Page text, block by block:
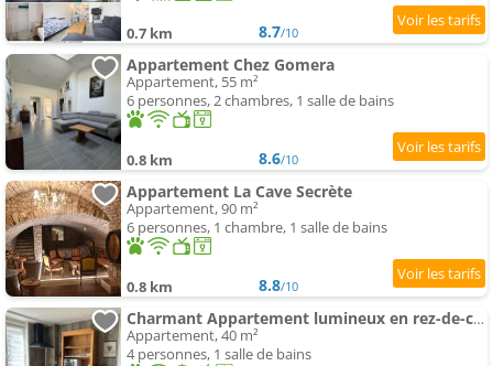
0.7 km 8.7/10
Appartement Chez Gomera
Appartement, 55 m²
6 personnes, 2 chambres, 1 salle de bains
0.8 km 8.6/10
Appartement La Cave Secrète
Appartement, 90 m²
6 personnes, 1 chambre, 1 salle de bains
0.8 km 8.8/10
Charmant Appartement lumineux en rez-de-chaussée
Appartement, 40 m²
4 personnes, 1 salle de bains